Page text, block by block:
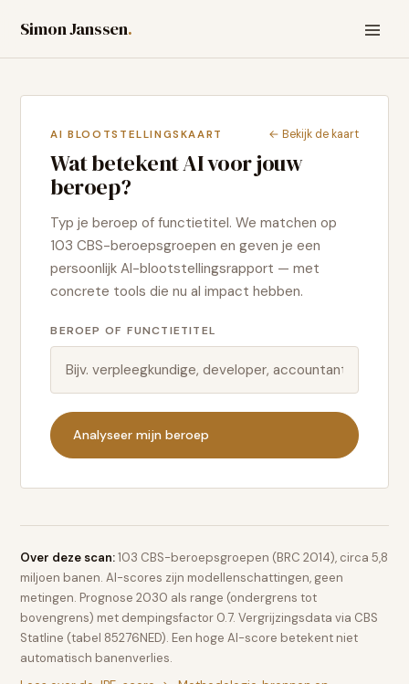
Simon Janssen.
AI BLOOTSTELLINGSKAART ← Bekijk de kaart
Wat betekent AI voor jouw
beroep?
Typ je beroep of functietitel. We matchen op
103 CBS-beroepsgroepen en geven je een
persoonlijk AI-blootstellingsrapport — met
concrete tools die nu al impact hebben.
BEROEP OF FUNCTIETITEL
Analyseer mijn beroep
Over deze scan:103 CBS-beroepsgroepen (BRC 2014), circa 5,8
miljoen banen. AI-scores zijn modellenschattingen, geen
metingen. Prognose 2030 als range (ondergrens tot
bovengrens) met dempingsfactor 0.7. Vergrijzingsdata via CBS
Statline (tabel 85276NED). Een hoge AI-score betekent niet
automatisch banenverlies.